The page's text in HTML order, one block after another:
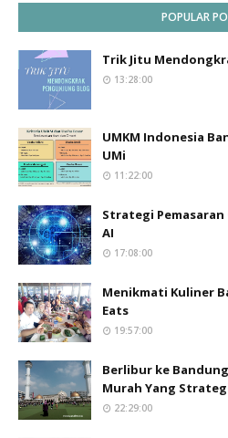
POPULAR
Trik Jitu
13:28:00
UMKM Indonesia
UMi
11:22:00
Strategi
AI
17:08:00
Menikmati Kuliner
Eats
19:57:00
Berlibur ke
Murah Yang
22:29:00